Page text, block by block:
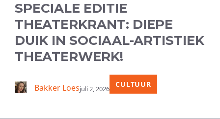
SPECIALE EDITIE
THEATERKRANT: DIEPE
DUIK IN SOCIAAL-ARTISTIEK
THEATERWERK!
Bakker Loesjuli 2, 2026 CULTUUR